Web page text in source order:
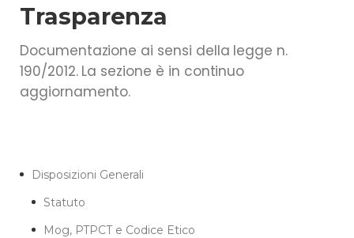
Trasparenza
Documentazione ai sensi della legge n.
190/2012. La sezione è in continuo
aggiornamento.
Disposizioni Generali
Statuto
Mog, PTPCT e Codice Etico